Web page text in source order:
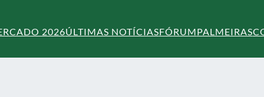
2026ÚLTIMAS NOTÍCIASFÓRUMPALMEIRAS